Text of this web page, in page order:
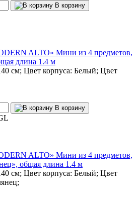
В корзину
ALTO» Мини из 4 предметов,
длина 1.4 м
см; Цвет корпуса: Белый; Цвет
В корзину
ALTO» Мини из 4 предметов,
общая длина 1.4 м
см; Цвет корпуса: Белый; Цвет